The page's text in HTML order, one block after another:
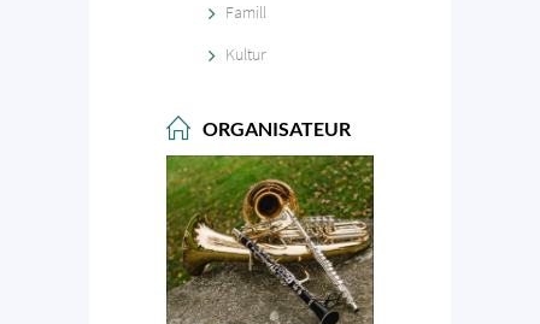
Famill
Kultur
ORGANISATEUR